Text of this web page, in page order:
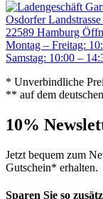
Osdorfer
22589 Hamburg
Montag – Freitag:
Samstag: 10:00 –
* Unverbindliche
** auf dem
10%
Jetzt bequem zum
Gutschein* erhalten.
Sparen Sie so